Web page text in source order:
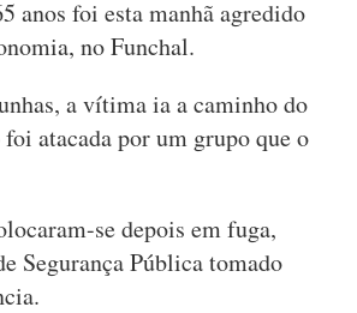
anos foi esta manhã agredido
no Funchal.
a vítima ia a caminho do
atacada por um grupo que o
se depois em fuga,
Segurança Pública tomado